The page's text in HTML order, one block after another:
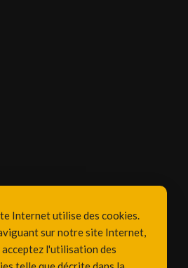
Internet utilise des cookies.
sur notre site Internet,
acceptez l'utilisation des